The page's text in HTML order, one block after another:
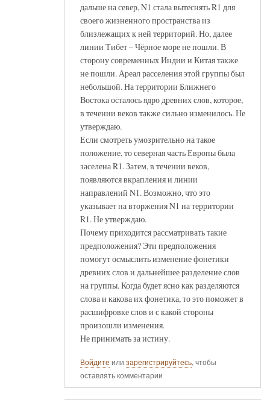
дальше на север, N1 стала вытеснять R1 для
своего жизненного пространства из
близлежащих к ней территорий. Но, далее
линии Тибет – Чёрное море не пошли. В
сторону современных Индии и Китая также
не пошли. Ареал расселения этой группы был
небольшой. На территории Ближнего
Востока осталось ядро древних слов, которое,
в течении веков также сильно изменилось. Не
утверждаю.
Если смотреть умозрительно на такое
положение, то северная часть Европы была
заселена R1. Затем, в течении веков,
появляются вкрапления и линии
направлений N1. Возможно, что это
указывает на вторжения N1 на территории
R1. Не утверждаю.
Почему приходится рассматривать такие
предположения? Эти предположения
помогут осмыслить изменение фонетики
древних слов и дальнейшее разделение слов
на группы. Когда будет ясно как разделяются
слова и какова их фонетика, то это поможет в
расшифровке слов и с какой стороны
произошли изменения.
Не принимать за истину.
Войдите или зарегистрируйтесь, чтобы
оставлять комментарии